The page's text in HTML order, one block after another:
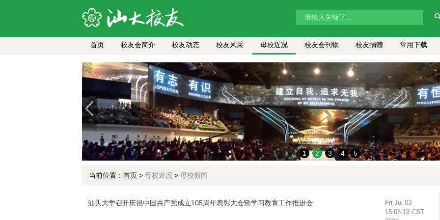
首页 校友会简介 校友动态 校友风采 母校近况 校友会刊物 校友捐赠 常用下载
1 2 3 4 5
当前位置： 首页 > 母校近况 > 母校新闻
汕头大学召开庆祝中国共产党成立105周年表彰大会暨学习教育工作推进会
Fri Jul 03
15:03:19 CST